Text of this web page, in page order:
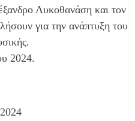
Λυκοθανάση και τον
για την ανάπτυξη του
2024.